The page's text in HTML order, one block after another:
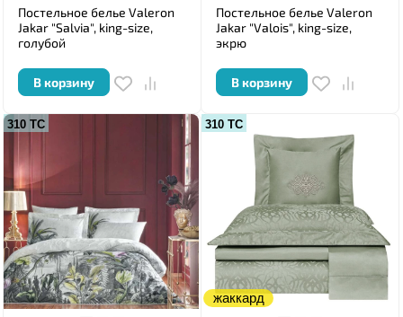
Постельное белье Valeron
Jakar "Salvia", king-size,
голубой
В корзину
Постельное белье Valeron
Jakar "Valois", king-size,
экрю
В корзину
310 ТС 310 ТС
жаккард